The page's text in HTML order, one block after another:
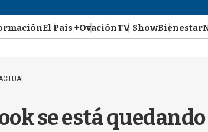
El País +OvaciónTV ShowBienestar
se está